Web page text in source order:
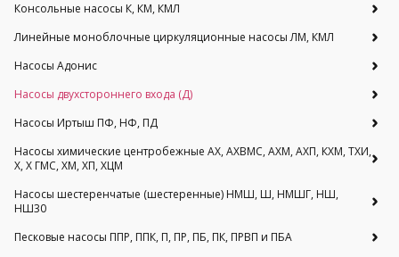
Консольные насосы К, КМ, КМЛ
Линейные моноблочные циркуляционные насосы ЛМ, КМЛ
Насосы Адонис
Насосы двухстороннего входа (Д)
Насосы Иртыш ПФ, НФ, ПД
Насосы химические центробежные АХ, АХВМС, АХМ, АХП, КХМ, ТХИ,
Х, Х ГМС, ХМ, ХП, ХЦМ
Насосы шестеренчатые (шестеренные) НМШ, Ш, НМШГ, НШ,
НШ30
Песковые насосы ППР, ППК, П, ПР, ПБ, ПК, ПРВП и ПБА